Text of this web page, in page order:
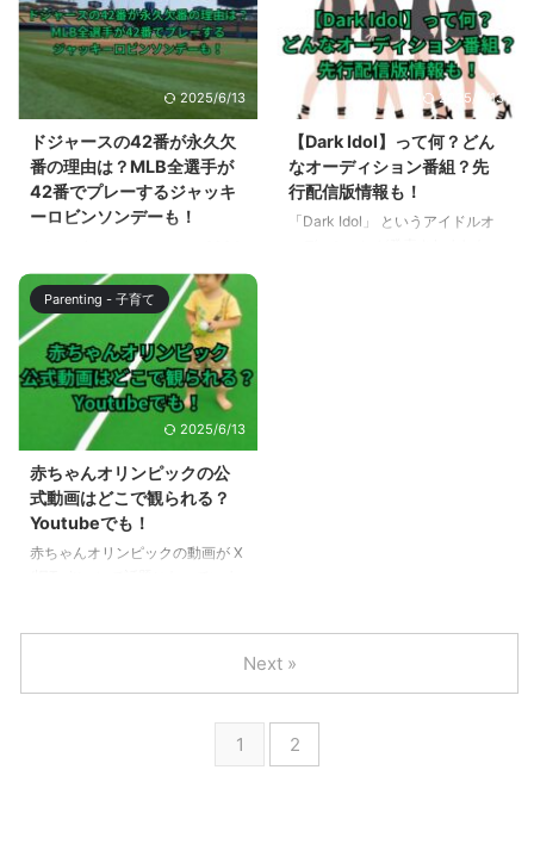
た。これに伴い、現在のスペー
ス・マウンテンは、2024年7月
31日にクローズすることにな
り、スペシャルイベントも企画さ
れています。 スペース・マウン
テンは、宇宙空間をハイスピード
で駆け抜けるスリリングなジェッ
トコースターで、1983年の東京
ディズニーランドのグランドオー
プン以来、多くのゲストに親しま
ス・マウンテンは、どのように変
わるのでしょうか？また、周辺の
...
た。 それに合わせて、導入され
たのが食事や買い物などの支払い
に使われる独自の園内通貨「西武
園通貨」。 かわいいデザインが
人気でしたが、利便性向上のた
め、日本円に変更されることにな
りました。 この記事では、西武
園ゆうえんちの通貨が西武園から
日本円に変更されるのはいつなの
か？またキャッシュレス決済は使
2025/6/13
ドジャースの42番が永久欠
番の理由は？MLB全選手が
42番でプレーするジャッキ
ーロビンソンデーも！
年シーズンは、大谷翔平選手、山
本由伸投手の入団で、ますます盛
り上がること間違いありません。
2024年はドジャース推しで行こ
うと決意したからには、ドジャー
スの歴史も知っておいたほうがい
いですよね。 この記事では、 ド
ジャース、そしてMLB全球団で
42番がなぜ永久欠番なのか？そ
して、MLB全選手が42番でプレ
ーするジャッキーロビンソンデー
について解説します。 ドジャー
スの42番が永久欠番の理由は？
2025/6/13
【Dark Idol】って何？どん
なオーディション番組？先
行配信版情報も！
「Dark Idol」 というアイドルオ
Parenting - 子育て
2025/6/13
赤ちゃんオリンピックの公
式動画はどこで観られる？
Youtubeでも！
赤ちゃんオリンピックの動画が X
リンピックの公式動画を観る方法
について解説します。 赤ちゃん
オリンピックの公式動画はどこで
観られる？ 赤ちゃんオリンピッ
1 2
Next »